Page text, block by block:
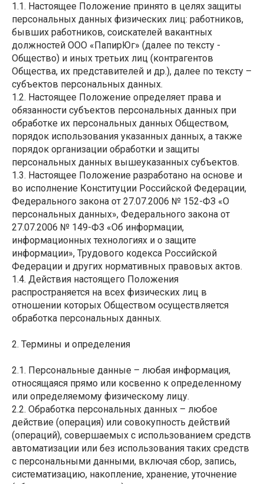
1.1. Настоящее Положение принято в целях защиты
персональных данных физических лиц: работников,
бывших работников, соискателей вакантных
должностей ООО «ПапирЮг» (далее по тексту -
Общество) и иных третьих лиц (контрагентов
Общества, их представителей и др.), далее по тексту –
субъектов персональных данных.
1.2. Настоящее Положение определяет права и
обязанности субъектов персональных данных при
обработке их персональных данных Обществом,
порядок использования указанных данных, а также
порядок организации обработки и защиты
персональных данных вышеуказанных субъектов.
1.3. Настоящее Положение разработано на основе и
во исполнение Конституции Российской Федерации,
Федерального закона от 27.07.2006 № 152-ФЗ «О
персональных данных», Федерального закона от
27.07.2006 № 149-ФЗ «Об информации,
информационных технологиях и о защите
информации», Трудового кодекса Российской
Федерации и других нормативных правовых актов.
1.4. Действия настоящего Положения
распространяется на всех физических лиц в
отношении которых Обществом осуществляется
обработка персональных данных.
2. Термины и определения
2.1. Персональные данные – любая информация,
относящаяся прямо или косвенно к определенному
или определяемому физическому лицу.
2.2. Обработка персональных данных – любое
действие (операция) или совокупность действий
(операций), совершаемых с использованием средств
автоматизации или без использования таких средств
с персональными данными, включая сбор, запись,
систематизацию, накопление, хранение, уточнение